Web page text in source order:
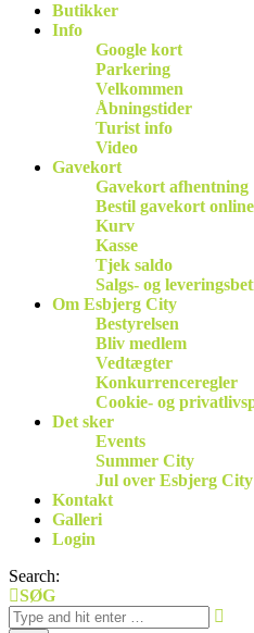
Butikker
Info
Google kort
Parkering
Velkommen
Åbningstider
Turist info
Video
Gavekort
Gavekort afhentning
Bestil gavekort online
Kurv
Kasse
Tjek saldo
Salgs- og
Om Esbjerg City
Bestyrelsen
Bliv medlem
Vedtægter
Konkurrenceregler
Cookie- og
Det sker
Events
Summer City
Jul over Esbjerg City
Kontakt
Galleri
Login
Search:
SØG